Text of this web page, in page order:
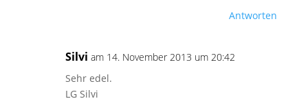
Antworten
Silvi am 14. November 2013 um 20:42
Sehr edel.
LG Silvi